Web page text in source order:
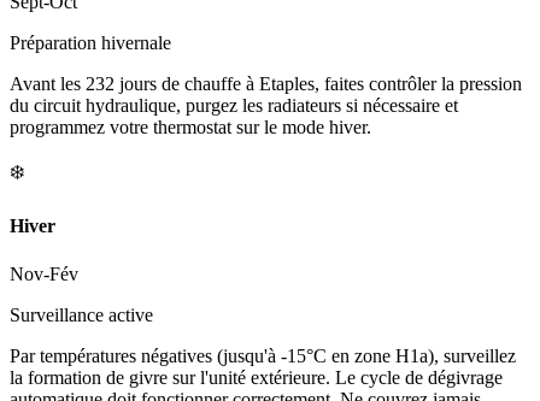
Préparation hivernale
Avant les 232 jours de chauffe à Etaples, faites contrôler la pression
du circuit hydraulique, purgez les radiateurs si nécessaire et
programmez votre thermostat sur le mode hiver.
❄️
Hiver
Nov-Fév
Surveillance active
Par températures négatives (jusqu'à -15°C en zone H1a), surveillez
la formation de givre sur l'unité extérieure. Le cycle de dégivrage